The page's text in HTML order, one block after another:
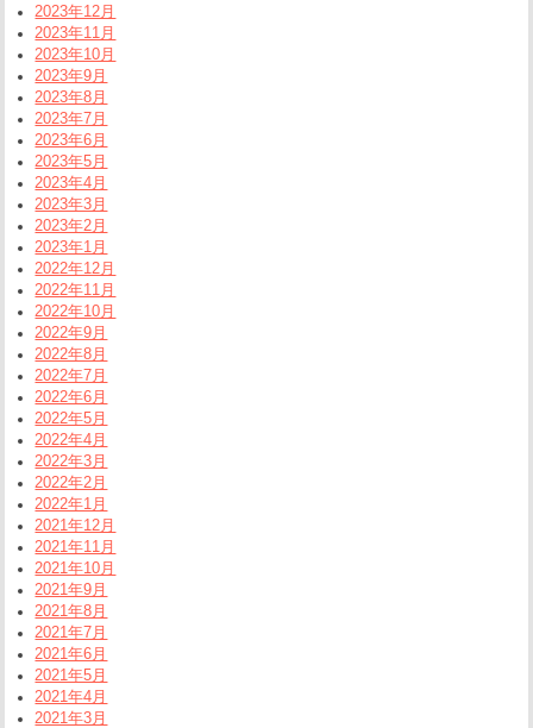
2023年12月
2023年11月
2023年10月
2023年9月
2023年8月
2023年7月
2023年6月
2023年5月
2023年4月
2023年3月
2023年2月
2023年1月
2022年12月
2022年11月
2022年10月
2022年9月
2022年8月
2022年7月
2022年6月
2022年5月
2022年4月
2022年3月
2022年2月
2022年1月
2021年12月
2021年11月
2021年10月
2021年9月
2021年8月
2021年7月
2021年6月
2021年5月
2021年4月
2021年3月